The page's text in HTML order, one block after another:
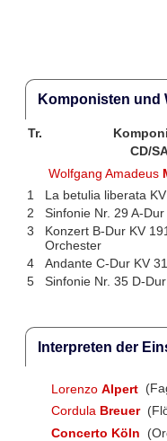
Komponisten und
Tr.
CD/
Wolfgang Amadeus
1
La betulia liberata
2
Sinfonie Nr. 29 A-
3
Konzert B-Dur KV
Orchester
4
Andante C-Dur KV
5
Sinfonie Nr. 35 D-
Interpreten der
Lorenzo Alpert
Cordula Breuer
Concerto Köln